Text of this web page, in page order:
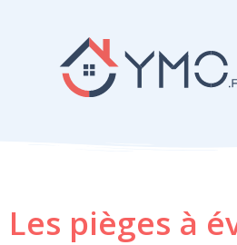
Les pièges à